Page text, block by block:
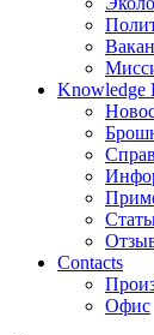
Knowledge
Contacts
Офис